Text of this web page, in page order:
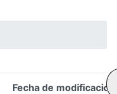
Fecha de modificación